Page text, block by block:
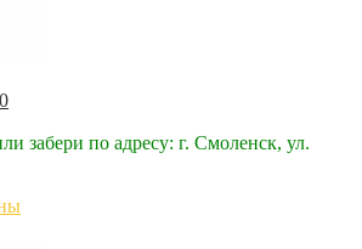
забери по адресу: г. Смоленск, ул.